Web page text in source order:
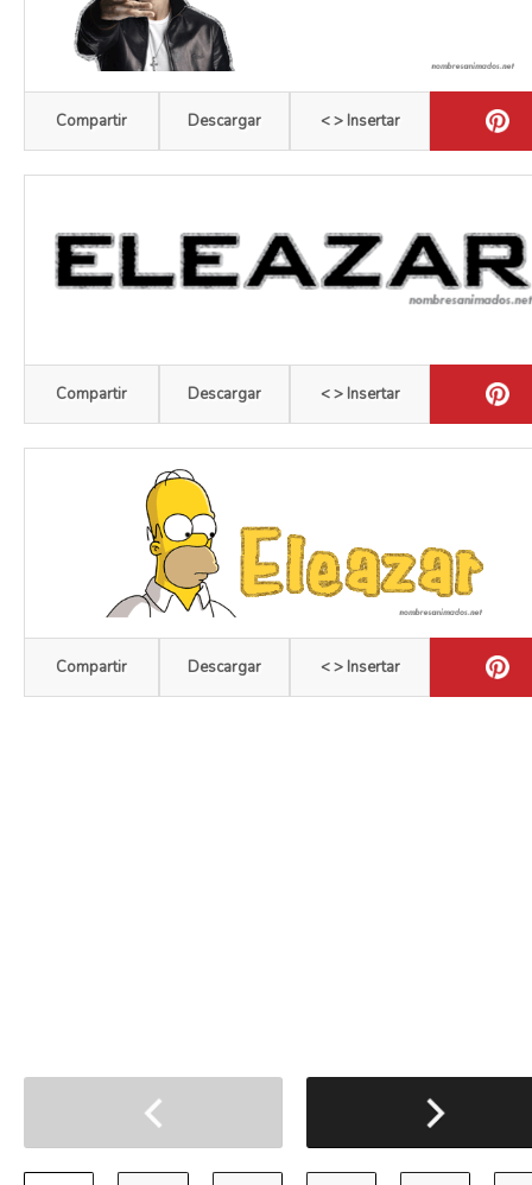
Compartir Descargar < > Insertar
Compartir Descargar < > Insertar
Compartir Descargar < > Insertar